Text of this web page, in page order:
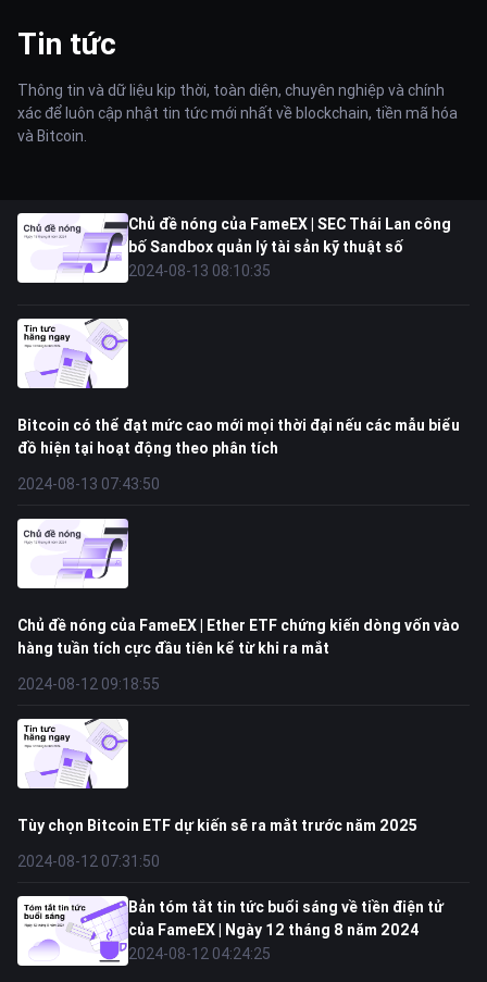
Tin tức
Thông tin và dữ liệu kịp thời, toàn diện, chuyên nghiệp và chính
xác để luôn cập nhật tin tức mới nhất về blockchain, tiền mã hóa
và Bitcoin.
Chủ đề nóng của FameEX | SEC Thái Lan công
bố Sandbox quản lý tài sản kỹ thuật số
2024-08-13 08:10:35
Bitcoin có thể đạt mức cao mới mọi thời đại nếu các mẫu biểu
đồ hiện tại hoạt động theo phân tích
2024-08-13 07:43:50
Chủ đề nóng của FameEX | Ether ETF chứng kiến ​​dòng vốn vào
hàng tuần tích cực đầu tiên kể từ khi ra mắt
2024-08-12 09:18:55
Tùy chọn Bitcoin ETF dự kiến ​​​​sẽ ra mắt trước năm 2025
2024-08-12 07:31:50
Bản tóm tắt tin tức buổi sáng về tiền điện tử
của FameEX | Ngày 12 tháng 8 năm 2024
2024-08-12 04:24:25